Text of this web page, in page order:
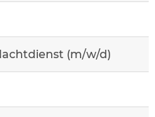
(m/w/d)